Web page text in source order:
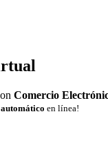
Comercio
en línea!